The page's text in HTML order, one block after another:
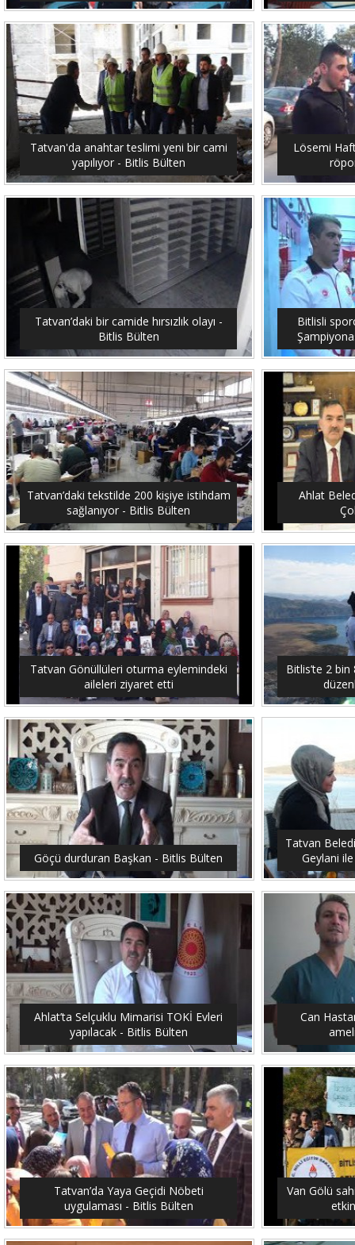
Tatvan'da anahtar teslimi yeni bir cami
yapılıyor - Bitlis Bülten
Lösemi
Tatvan’daki bir camide hırsızlık olayı -
Bitlis Bülten
Bitlisli
Tatvan’daki tekstilde 200 kişiye istihdam
sağlanıyor - Bitlis Bülten
Ahlat
Tatvan Gönüllüleri oturma eylemindeki
aileleri ziyaret etti
Bitlis’te 2
Göçü durduran Başkan - Bitlis Bülten
Tatvan
Geylani
Ahlat’ta Selçuklu Mimarisi TOKİ Evleri
yapılacak - Bitlis Bülten
Can
Tatvan’da Yaya Geçidi Nöbeti
uygulaması - Bitlis Bülten
Van Gölü